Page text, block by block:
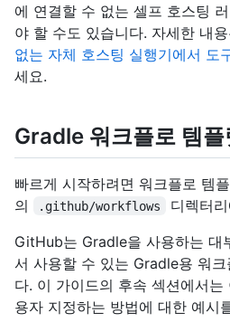
에 연결할 수 없는 셀프 호스팅
야 할 수도 있습니다. 자세한 내
없는 자체 호스팅 실행기에서 도
세요.
Gradle 워크플로 템플
빠르게 시작하려면 워크플로 템
의
.github/workflows
디렉터
GitHub는 Gradle을 사용하는 대
서 사용할 수 있는 Gradle용 워
다. 이 가이드의 후속 섹션에서
용자 지정하는 방법에 대한 예시